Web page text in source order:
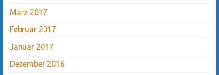
März 2017
Februar 2017
Januar 2017
Dezember 2016